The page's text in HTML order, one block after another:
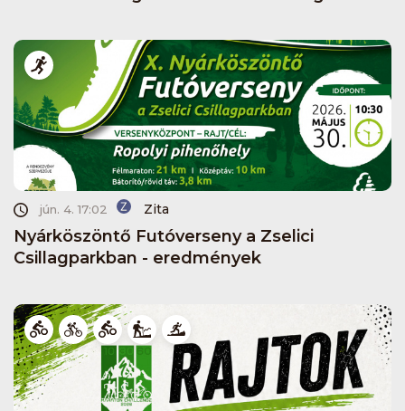
jún. 4. 17:02 Zita
Nyárköszöntő Futóverseny a Zselici
Csillagparkban - eredmények